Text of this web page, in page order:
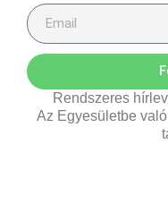
Rendszeres
Az Egyesületbe